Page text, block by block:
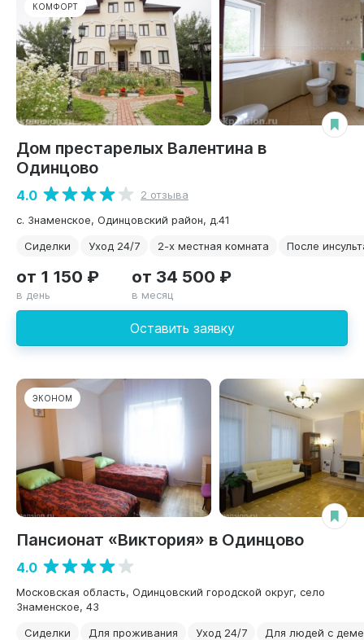
КОМФОРТ
Дом престарелых Валентина в
Одинцово
4.0
2 отзыва
с. Знаменское, Одинцовский район, д.41
Сиделки
Уход 24/7 2-х местная комната После
Оставить заявку
от 1 150 ₽
в день
от 34 500 ₽
в месяц
ЭКОНОМ
Пансионат «Виктория» в Одинцово
4.0
Московская область, Одинцовский городской округ, село
Знаменское, 43
Сиделки
Для проживания Уход 24/7 Для людей с